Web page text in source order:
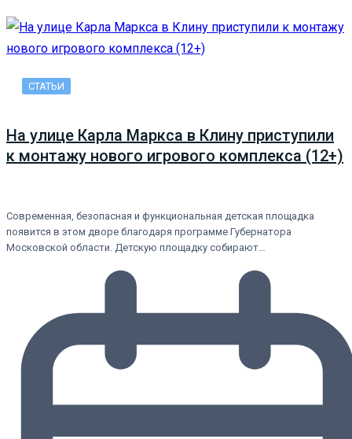
СТАТЬИ
На улице Карла Маркса в Клину приступили
к монтажу нового игрового комплекса (12+)
Современная, безопасная и функциональная детская площадка
появится в этом дворе благодаря программе Губернатора
Московской области. Детскую площадку собирают…